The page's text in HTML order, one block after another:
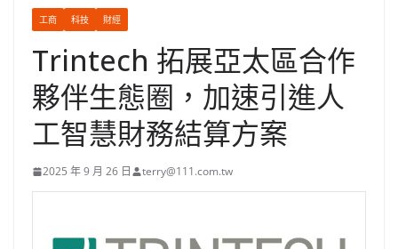
工商 科技 財經
Trintech 拓展亞太區合作
夥伴生態圈，加速引進人
工智慧財務結算方案
2025 年 9 月 26 日 terry@111.com.tw